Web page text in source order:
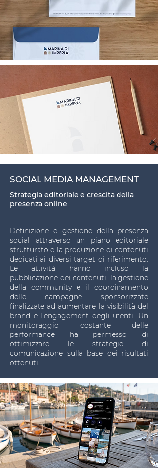
SOCIAL MEDIA MANAGEMENT
Strategia editoriale e crescita della
presenza online
Definizione e gestione della presenza
social attraverso un piano editoriale
strutturato e la produzione di contenuti
dedicati ai diversi target di riferimento.
Le attività hanno incluso la
pubblicazione dei contenuti, la gestione
della community e il coordinamento
delle campagne sponsorizzate
finalizzate ad aumentare la visibilità del
brand e l'engagement degli utenti. Un
monitoraggio costante delle
performance ha permesso di
ottimizzare le strategie di
comunicazione sulla base dei risultati
ottenuti.